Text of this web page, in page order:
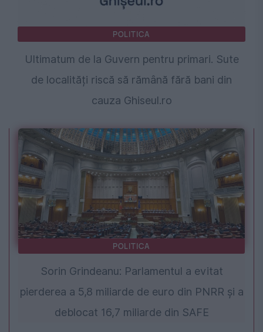
POLITICA
Ultimatum de la Guvern pentru primari. Sute
de localități riscă să rămână fără bani din
cauza Ghiseul.ro
POLITICA
Sorin Grindeanu: Parlamentul a evitat
pierderea a 5,8 miliarde de euro din PNRR și a
deblocat 16,7 miliarde din SAFE